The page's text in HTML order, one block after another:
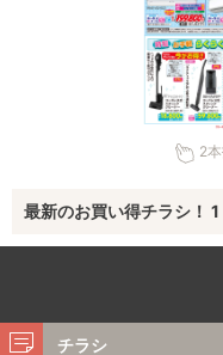
2
最新のお買い得チラシ！ 1
チラシ